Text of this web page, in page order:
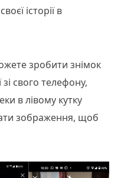
історії в
зробити знімок
свого телефону,
в лівому кутку
зображення, щоб